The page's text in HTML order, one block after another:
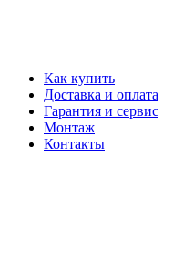
Как купить
Доставка и оплата
Гарантия и сервис
Монтаж
Контакты